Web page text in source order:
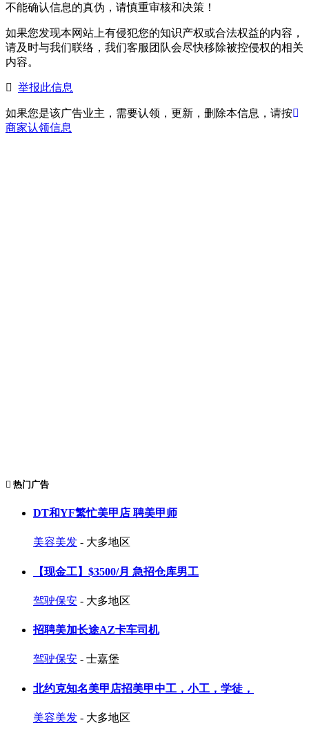
不能确认信息的真伪，请慎重审核和决策！
如果您发现本网站上有侵犯您的知识产权或合法权益的内容，
请及时与我们联络，我们客服团队会尽快移除被控侵权的相关
内容。
举报此信息
如果您是该广告业主，需要认领，更新，删除本信息，请按
商家认领信息
热门广告
DT和YF繁忙美甲店 聘美甲师
美容美发 - 大多地区
【现金工】$3500/月 急招仓库男工
驾驶保安 - 大多地区
招聘美加长途AZ卡车司机
驾驶保安 - 士嘉堡
北约克知名美甲店招美甲中工，小工，学徒，
美容美发 - 大多地区